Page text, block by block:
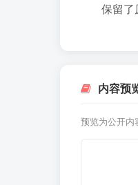
保留了
内容预
预览为公开内